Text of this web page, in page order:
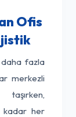
Ofis
daha fazla
merkezli
kadar her